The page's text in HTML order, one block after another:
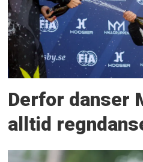
Derfor danser
alltid